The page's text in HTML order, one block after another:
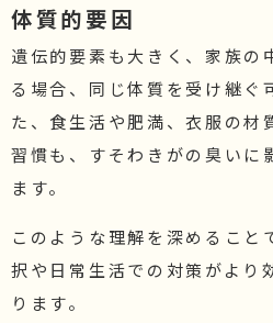
体質的要因
遺伝的要素も大きく、家族の
る場合、同じ体質を受け継ぐ
た、食生活や肥満、衣服の材
習慣も、すそわきがの臭いに
ます。
このような理解を深めること
択や日常生活での対策がより
ります。